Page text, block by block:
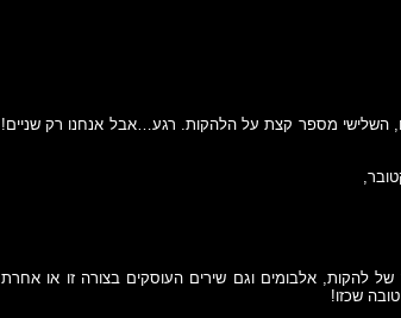
השלישי מספר קצת על הלהקות. רגע…אבל אנחנו רק שניים!
להקות, אלבומים וגם שירים העוסקים בצורה זו או אחרת